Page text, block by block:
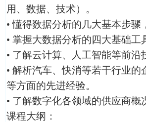
用、数据、技术）。
• 懂得数据分析的几大基本步骤
• 掌握大数据分析的四大基础工
• 了解云计算、人工智能等前沿
• 解析汽车、快消等若干行业
等方面的先进经验。
• 了解数字化各领域的供应商概
课程大纲：